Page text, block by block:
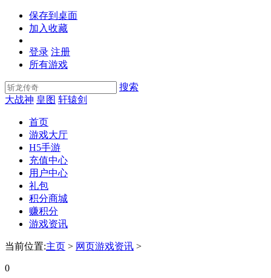
保存到桌面
加入收藏
登录 注册
所有游戏
搜索
大战神 皇图 轩辕剑
首页
游戏大厅
H5手游
充值中心
用户中心
礼包
积分商城
赚积分
游戏资讯
当前位置:主页 > 网页游戏资讯 >
0